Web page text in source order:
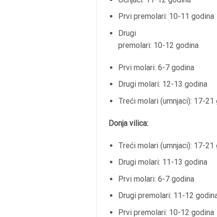
Prvi premolari: 10-11 godina
Drugi
premolari: 10-12 godina
Prvi molari: 6-7 godina
Drugi molari: 12-13 godina
Treći molari (umnjaci): 17-21
Donja vilica:
Treći molari (umnjaci): 17-21
Drugi molari: 11-13 godina
Prvi molari: 6-7 godina
Drugi premolari: 11-12
Prvi premolari: 10-12 godina